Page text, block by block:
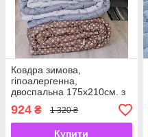
Ковдра зимова,
гіпоалергенна,
двоспальна 175х210см. з
якісним наповнювачем
холофайбер, виробник
Україна
924 ₴ 1 320 ₴
Купити